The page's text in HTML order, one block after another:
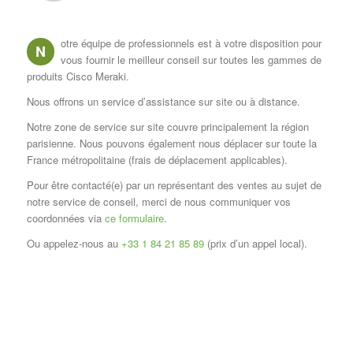
N
otre équipe de professionnels est à votre disposition pour
vous fournir le meilleur conseil sur toutes les gammes de
produits Cisco Meraki.
Nous offrons un service d’assistance sur site ou à distance.
Notre zone de service sur site couvre principalement la région
parisienne. Nous pouvons également nous déplacer sur toute la
France métropolitaine (frais de déplacement applicables).
Pour être contacté(e) par un représentant des ventes au sujet de
notre service de conseil, merci de nous communiquer vos
coordonnées via ce formulaire.
Ou appelez-nous au +33 1 84 21 85 89 (prix d’un appel local).